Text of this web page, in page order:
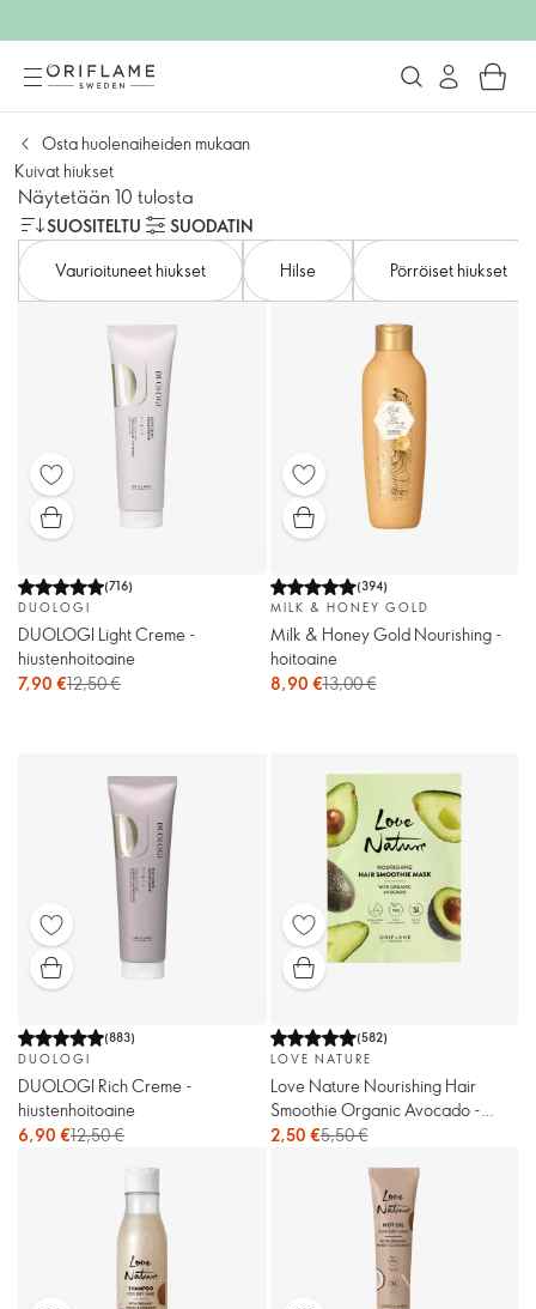
Osta huolenaiheiden mukaan
Kuivat hiukset
Näytetään 10 tulosta
SUOSITELTU
SUODATIN
Vaurioituneet hiukset
Hilse Pörröiset hiukset
(716)
DUOLOGI
DUOLOGI Light Creme -
hiustenhoitoaine
7,90 €12,50 €
(394)
MILK & HONEY GOLD
Milk & Honey Gold Nourishing -
hoitoaine
8,90 €13,00 €
(883)
DUOLOGI
DUOLOGI Rich Creme -
hiustenhoitoaine
6,90 €12,50 €
(582)
LOVE NATURE
Love Nature Nourishing Hair
Smoothie Organic Avocado -
hiusnaamio
2,50 €5,50 €